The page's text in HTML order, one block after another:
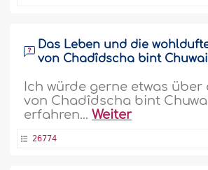
Das Leben und die
von Chadîdscha bint
Ich würde gerne etwas
von Chadîdscha bint
erfahren...Weiter
26774